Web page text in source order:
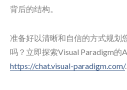
背后的结构。
准备好以清晰和自信的方式规划
吗？立即探索Visual Paradigm的
https://chat.visual-paradigm.com/.